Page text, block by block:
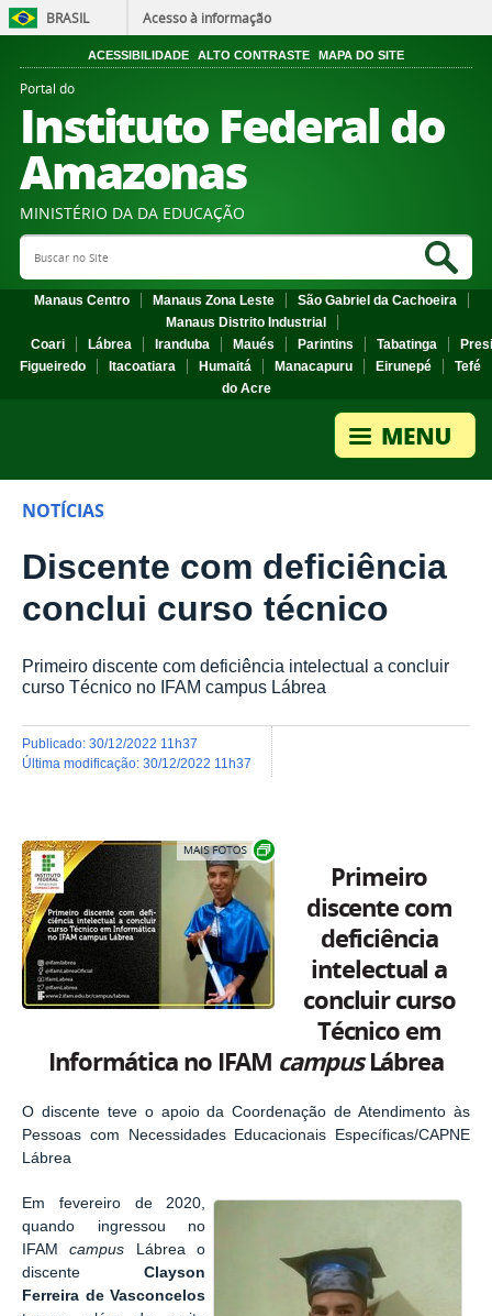
BRASIL Acesso à informação
ACESSIBILIDADE ALTO CONTRASTE MAPA DO SITE
Portal do
Instituto Federal do
Amazonas
MINISTÉRIO DA DA EDUCAÇÃO
Search Site
Manaus Centro Manaus Zona Leste
São Gabriel da Cachoeira
Manaus Distrito Industrial
Coari
Lábrea Iranduba Maués Parintins Tabatinga
Figueiredo
Itacoatiara Humaitá Manacapuru Eirunepé
Tefé
do Acre
NOTÍCIAS
Discente com deficiência
conclui curso técnico
Primeiro discente com deficiência intelectual a concluir
curso Técnico no IFAM campus Lábrea
publicado: 30/12/2022 11h37
última modificação: 30/12/2022 11h37
Primeiro
discente com
deficiência
intelectual a
concluir curso
Técnico em
Informática no IFAM campusLábrea
O discente teve o apoio da Coordenação de Atendimento às
Pessoas com Necessidades Educacionais Específicas/CAPNE
Lábrea
Em fevereiro de 2020,
quando ingressou no
IFAMcampus Lábrea o
discenteClayson
Ferreira de Vasconcelos